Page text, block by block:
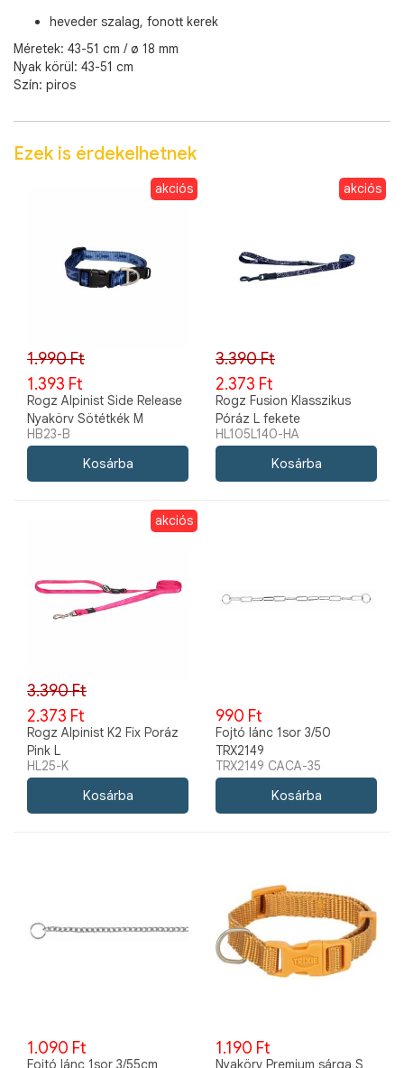
heveder szalag, fonott kerek
Méretek: 43-51 cm / ø 18 mm
Nyak körül: 43-51 cm
Szín: piros
Ezek is érdekelhetnek
akciós
1.990 Ft
1.393 Ft
Rogz Alpinist Side Release
Nyakörv Sötétkék M
HB23-B
akciós
3.390 Ft
2.373 Ft
Rogz Fusion Klasszikus
Póráz L fekete
HL105L140-HA
akciós
3.390 Ft
2.373 Ft
Rogz Alpinist K2 Fix Poráz
Pink L
HL25-K
990 Ft
Fojtó lánc 1sor 3/50
TRX2149
TRX2149 CACA-35
1.090 Ft
Fojtó lánc 1sor 3/55cm
1.190 Ft
Nyakörv Premium sárga S